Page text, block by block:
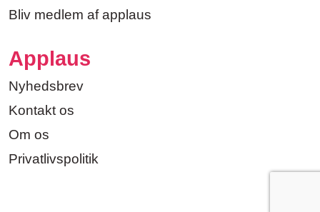
Bliv medlem af applaus
Applaus
Nyhedsbrev
Kontakt os
Om os
Privatlivspolitik